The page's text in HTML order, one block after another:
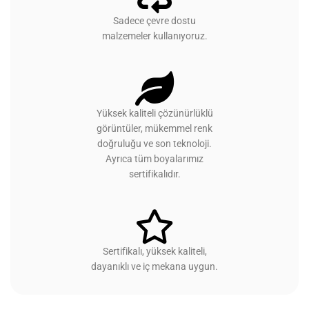
Sadece çevre dostu
malzemeler kullanıyoruz.
Yüksek kaliteli çözünürlüklü
görüntüler, mükemmel renk
doğruluğu ve son teknoloji.
Ayrıca tüm boyalarımız
sertifikalıdır.
Sertifikalı, yüksek kaliteli,
dayanıklı ve iç mekana uygun.